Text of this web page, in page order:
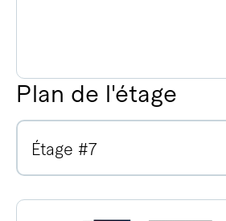
Plan de l'étage
Étage #7